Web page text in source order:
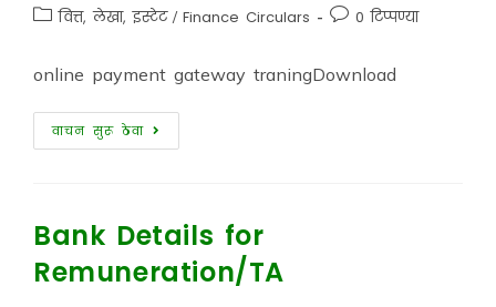
वित्त, लेखा, इस्टेट / Finance Circulars 0 टिप्पण्या
online payment gateway traningDownload
वाचन सुरू ठेवा
Bank Details for
Remuneration/TA